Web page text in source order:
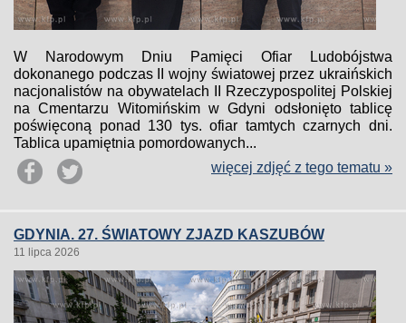
W Narodowym Dniu Pamięci Ofiar Ludobójstwa
dokonanego podczas II wojny światowej przez ukraińskich
nacjonalistów na obywatelach II Rzeczypospolitej Polskiej
na Cmentarzu Witomińskim w Gdyni odsłonięto tablicę
poświęconą ponad 130 tys. ofiar tamtych czarnych dni.
Tablica upamiętnia pomordowanych...
więcej zdjęć z tego tematu »
GDYNIA. 27. ŚWIATOWY ZJAZD KASZUBÓW
11 lipca 2026